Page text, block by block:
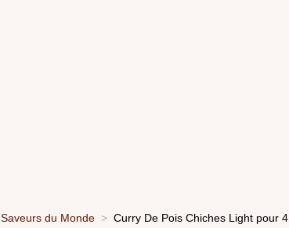
Saveurs du Monde Curry De Pois Chiches Light pour 4